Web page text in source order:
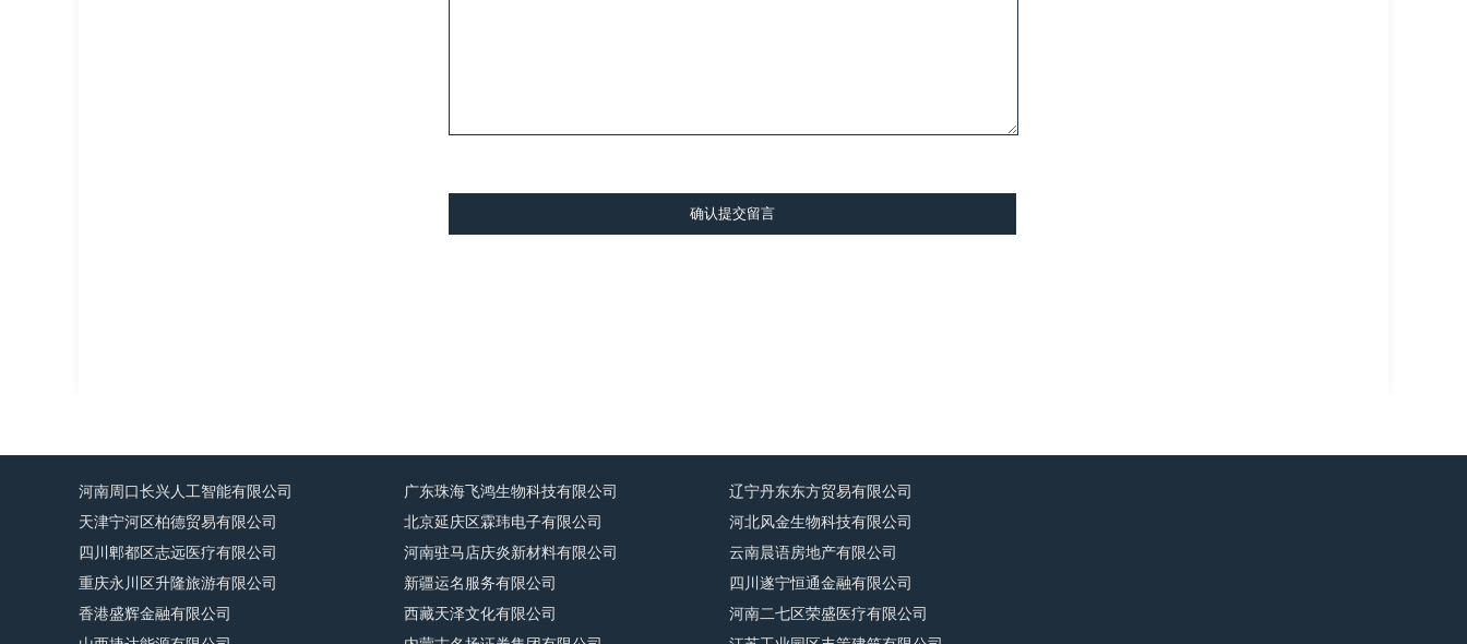
确认提交留言
河南周口长兴人工智能有限公司 广东珠海飞鸿生物科技有限公司
辽宁丹东东方贸易有限公司
天津宁河区柏德贸易有限公司
北京延庆区霖玮电子有限公司
河北风金生物科技有限公司
四川郫都区志远医疗有限公司
河南驻马店庆炎新材料有限公司
云南晨语房地产有限公司
重庆永川区升隆旅游有限公司
新疆运名服务有限公司
四川遂宁恒通金融有限公司
香港盛辉金融有限公司
西藏天泽文化有限公司
河南二七区荣盛医疗有限公司